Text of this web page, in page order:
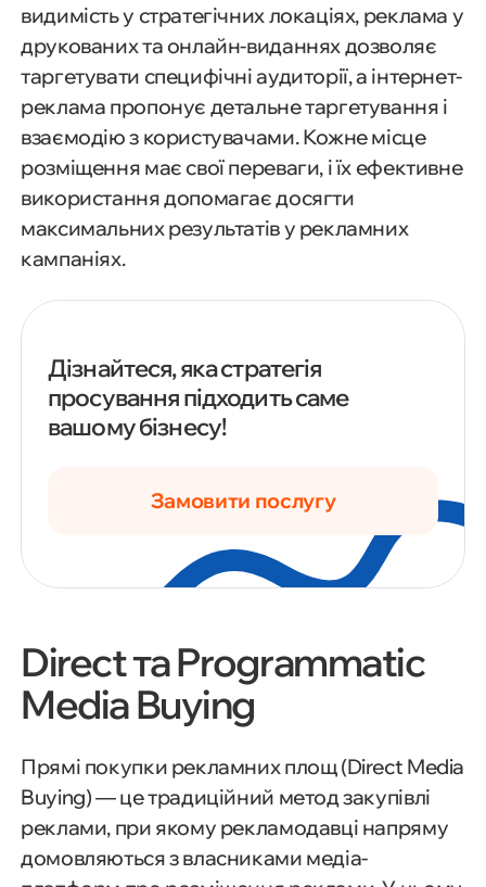
видимість у стратегічних локаціях, реклама у
друкованих та онлайн-виданнях дозволяє
таргетувати специфічні аудиторії, а інтернет-
реклама пропонує детальне таргетування і
взаємодію з користувачами. Кожне місце
розміщення має свої переваги, і їх ефективне
використання допомагає досягти
максимальних результатів у рекламних
кампаніях.
Дізнайтеся, яка стратегія
просування підходить саме
вашому бізнесу!
Замовити послугу
Direct та Programmatic
Media Buying
Прямі покупки рекламних площ (Direct Media
Buying) — це традиційний метод закупівлі
реклами, при якому рекламодавці напряму
домовляються з власниками медіа-